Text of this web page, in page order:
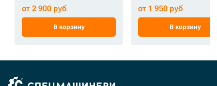
от 2 900 руб
В корзину
от 1 950 руб
В корзину